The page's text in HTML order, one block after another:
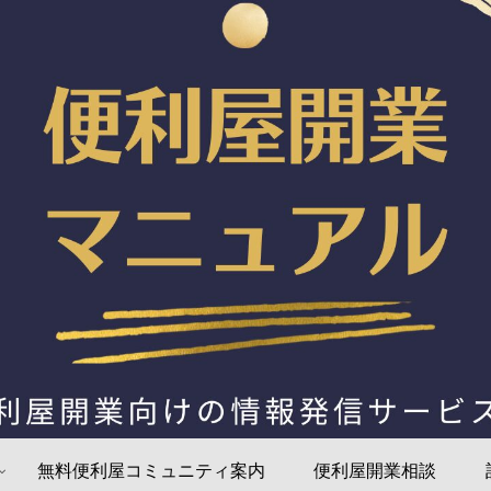
無料便利屋コミュニティ案内 便利屋開業相談